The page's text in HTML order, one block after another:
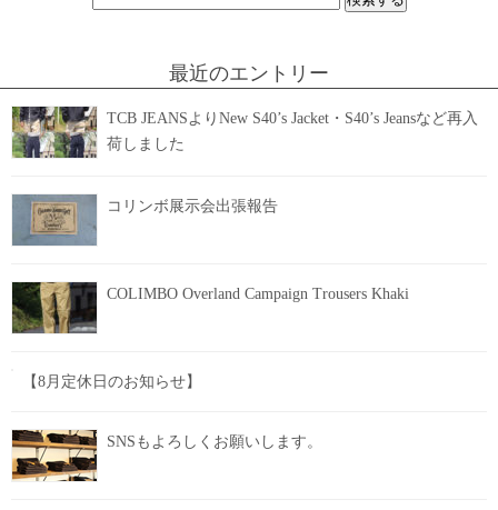
最近のエントリー
TCB JEANSよりNew S40’s Jacket・S40’s Jeansなど再入
荷しました
コリンボ展示会出張報告
COLIMBO Overland Campaign Trousers Khaki
【8月定休日のお知らせ】
SNSもよろしくお願いします。